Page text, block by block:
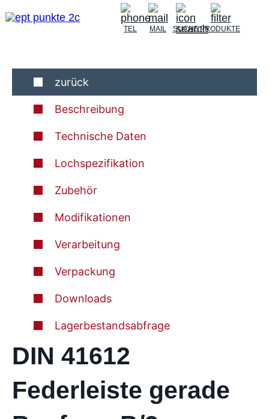
TEL MAIL SUCHEPRODUKTE
zurück
Beschreibung
Technische Daten
Lochspezifikation
Zubehör
Modifikationen
Verarbeitung
Verpackung
Downloads
Lagerbestandsabfrage
DIN 41612
Federleiste gerade